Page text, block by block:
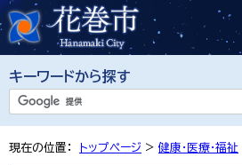
キーワードから探す
現在の位置： トップページ > 健康・医療・福祉